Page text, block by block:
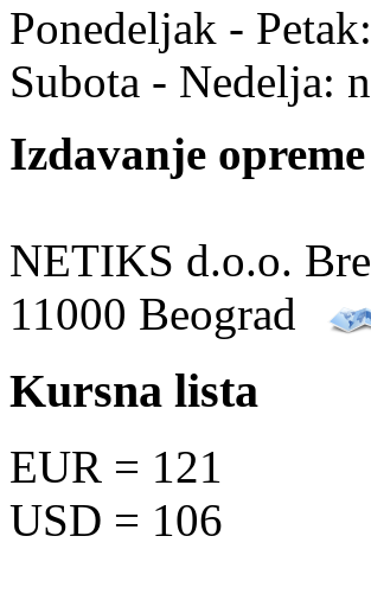
Ponedeljak -
Subota - Nedelja:
Izdavanje
NETIKS d.o.o.
11000 Beograd
Kursna lista
EUR = 121
USD = 106